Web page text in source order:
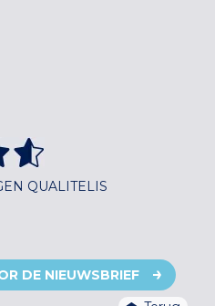
QUALITELIS
DE NIEUWSBRIEF